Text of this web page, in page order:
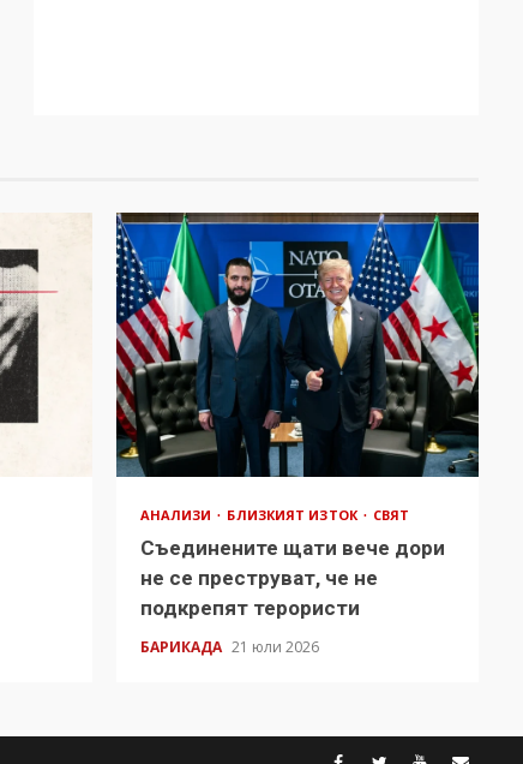
АНАЛИЗИ БЛИЗКИЯТ ИЗТОК СВЯТ
Съединените щати вече дори
не се преструват, че не
подкрепят терористи
БАРИКАДА 21 юли 2026